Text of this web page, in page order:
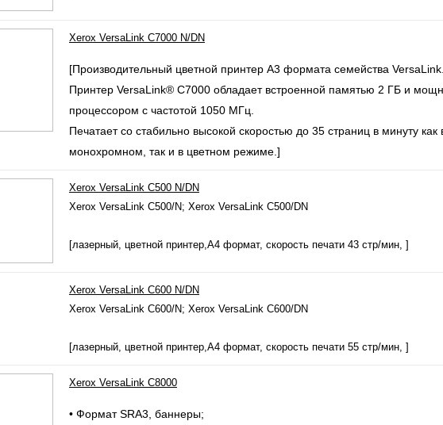
Xerox VersaLink C7000 N/DN
[Производительный цветной принтер А3 формата семейства VersaLink.
Принтер VersaLink® C7000 обладает встроенной памятью 2 ГБ и
процессором с частотой 1050 МГц.
Печатает со стабильно высокой скоростью до 35 страниц в минуту как
монохромном, так и в цветном режиме.]
Xerox VersaLink C500 N/DN
Xerox VersaLink C500/N; Xerox VersaLink C500/DN
[лазерный, цветной принтер,А4 формат, скорость печати 43 стр/мин, ]
Xerox VersaLink C600 N/DN
Xerox VersaLink C600/N; Xerox VersaLink C600/DN
[лазерный, цветной принтер,А4 формат, скорость печати 55 стр/мин, ]
Xerox VersaLink C8000
• Формат SRA3, баннеры;